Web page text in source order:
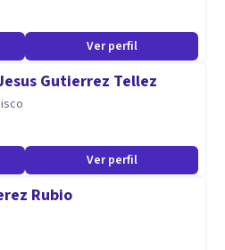
Ver perfil
Gutierrez Tellez
Ver perfil
Rubio